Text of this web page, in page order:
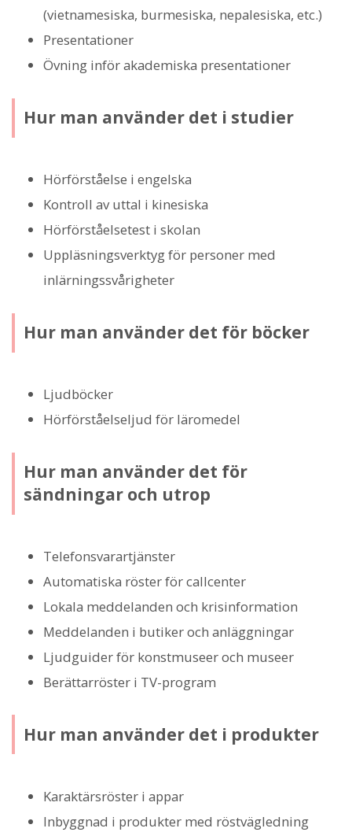
(vietnamesiska, burmesiska, nepalesiska, etc.)
Presentationer
Övning inför akademiska presentationer
Hur man använder det i studier
Hörförståelse i engelska
Kontroll av uttal i kinesiska
Hörförståelsetest i skolan
Uppläsningsverktyg för personer med
inlärningssvårigheter
Hur man använder det för böcker
Ljudböcker
Hörförståelseljud för läromedel
Hur man använder det för
sändningar och utrop
Telefonsvarartjänster
Automatiska röster för callcenter
Lokala meddelanden och krisinformation
Meddelanden i butiker och anläggningar
Ljudguider för konstmuseer och museer
Berättarröster i TV-program
Hur man använder det i produkter
Karaktärsröster i appar
Inbyggnad i produkter med röstvägledning